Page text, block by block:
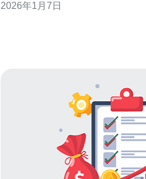
运行。本文将探讨几种能够提供稳
2026年1月7日